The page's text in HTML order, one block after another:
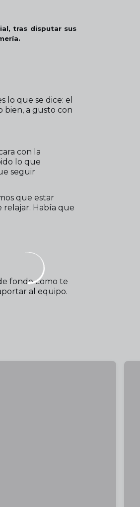
tras disputar sus
lo que se dice: el
bien, a gusto con
con la
lo que
seguir
que estar
relajar. Había que
fondo como te
al equipo.